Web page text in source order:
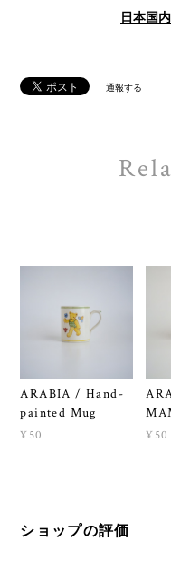
日本国
通報する
ARABIA / Hand-
painted Mug
¥50 ¥50
ショップの評価